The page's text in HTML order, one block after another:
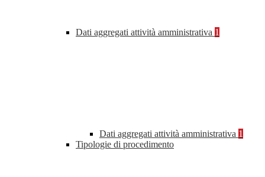
Dati aggregati attività amministrativa 1
Dati aggregati attività amministrativa 1
Tipologie di procedimento